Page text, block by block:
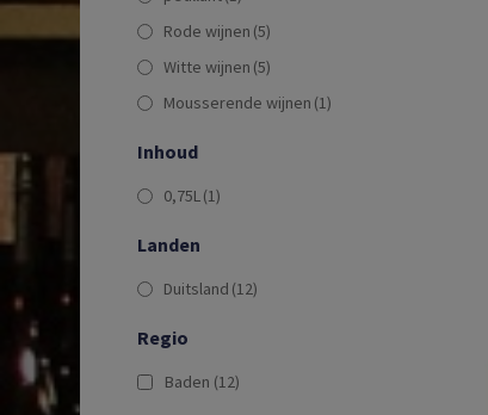
Rode wijnen (5)
Witte wijnen (5)
Mousserende wijnen (1)
Inhoud
0,75L(1)
Landen
Duitsland (12)
Regio
Baden (12)